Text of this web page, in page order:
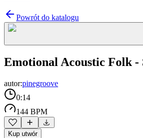
Powrót do katalogu
Emotional Acoustic Folk -
autor:pinegroove
0:14
144 BPM
Kup utwór